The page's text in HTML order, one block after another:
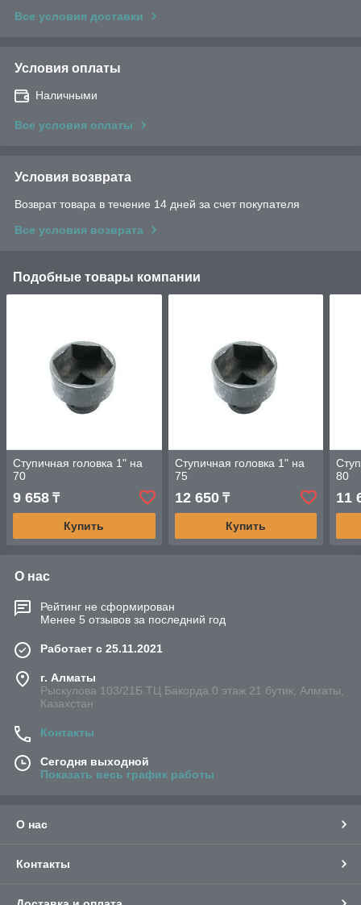
Все условия доставки
Условия оплаты
Наличными
Все условия оплаты
Условия возврата
Возврат товара в течение 14 дней за счет покупателя
Все условия возврата
Подобные товары компании
Ступичная головка 1" на
70
9 658 ₸
Купить
Ступичная головка 1" на
75
12 650₸
Купить
80
11
О нас
Рейтинг не сформирован
Менее 5 отзывов за последний год
Работает с 25.11.2021
г. Алматы
Рыскулова 103/21Б.ТЦ Бакорда.0 этаж 21 бутик, Алматы,
Казахстан
Контакты
Сегодня выходной
Показать весь график работы
О нас
Контакты